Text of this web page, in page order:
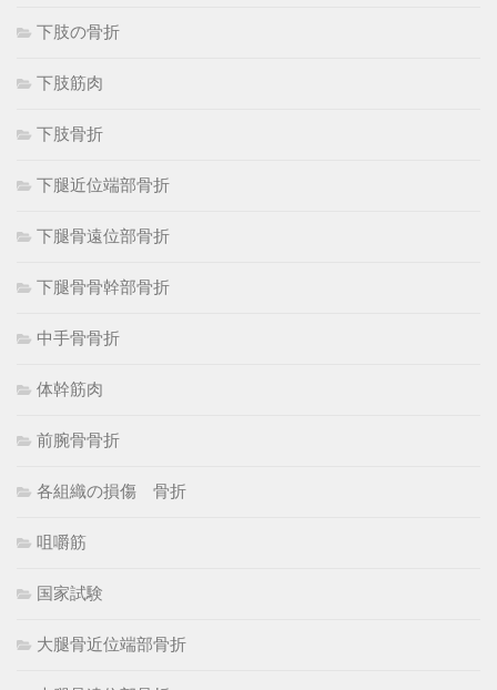
下肢の骨折
下肢筋肉
下肢骨折
下腿近位端部骨折
下腿骨遠位部骨折
下腿骨骨幹部骨折
中手骨骨折
体幹筋肉
前腕骨骨折
各組織の損傷 骨折
咀嚼筋
国家試験
大腿骨近位端部骨折